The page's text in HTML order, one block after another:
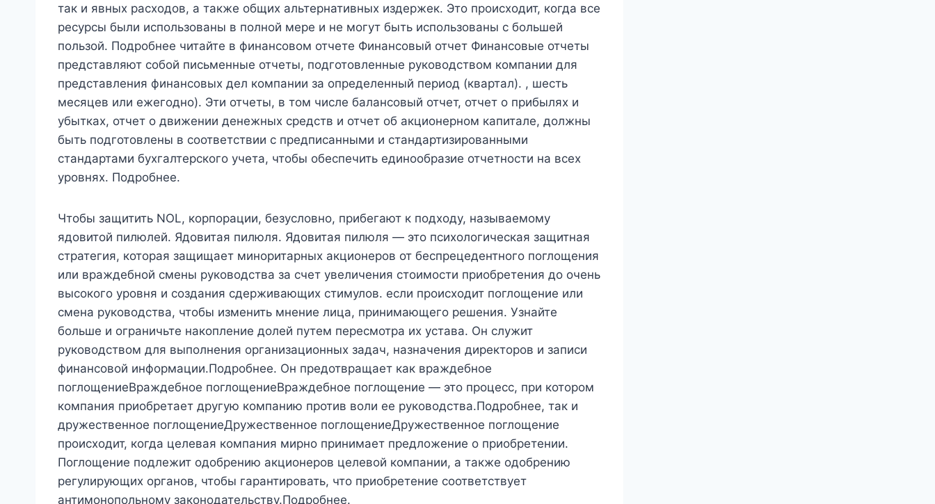
так и явных расходов, а также общих альтернативных издержек. Это происходит, когда все
ресурсы были использованы в полной мере и не могут быть использованы с большей
пользой. Подробнее читайте в финансовом отчете Финансовый отчет Финансовые отчеты
представляют собой письменные отчеты, подготовленные руководством компании для
представления финансовых дел компании за определенный период (квартал). , шесть
месяцев или ежегодно). Эти отчеты, в том числе балансовый отчет, отчет о прибылях и
убытках, отчет о движении денежных средств и отчет об акционерном капитале, должны
быть подготовлены в соответствии с предписанными и стандартизированными
стандартами бухгалтерского учета, чтобы обеспечить единообразие отчетности на всех
уровнях. Подробнее.
Чтобы защитить NOL, корпорации, безусловно, прибегают к подходу, называемому
ядовитой пилюлей. Ядовитая пилюля. Ядовитая пилюля — это психологическая защитная
стратегия, которая защищает миноритарных акционеров от беспрецедентного поглощения
или враждебной смены руководства за счет увеличения стоимости приобретения до очень
высокого уровня и создания сдерживающих стимулов. если происходит поглощение или
смена руководства, чтобы изменить мнение лица, принимающего решения. Узнайте
больше и ограничьте накопление долей путем пересмотра их устава. Он служит
руководством для выполнения организационных задач, назначения директоров и записи
финансовой информации.Подробнее. Он предотвращает как враждебное
поглощениеВраждебное поглощениеВраждебное поглощение — это процесс, при котором
компания приобретает другую компанию против воли ее руководства.Подробнее, так и
дружественное поглощениеДружественное поглощениеДружественное поглощение
происходит, когда целевая компания мирно принимает предложение о приобретении.
Поглощение подлежит одобрению акционеров целевой компании, а также одобрению
регулирующих органов, чтобы гарантировать, что приобретение соответствует
антимонопольному законодательству.Подробнее.